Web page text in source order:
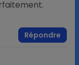
Répondre